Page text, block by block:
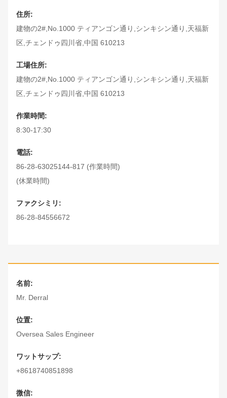
住所:
建物の2#,No.1000 ティアンゴン通り,シンキシン通り,天福新
区,チェンドゥ四川省,中国 610213
工場住所:
建物の2#,No.1000 ティアンゴン通り,シンキシン通り,天福新
区,チェンドゥ四川省,中国 610213
作業時間:
8:30-17:30
電話:
86-28-63025144-817 (作業時間)
(休業時間)
ファクシミリ:
86-28-84556672
名前:
Mr. Derral
位置:
Oversea Sales Engineer
ワットサップ:
+8618740851898
微信: